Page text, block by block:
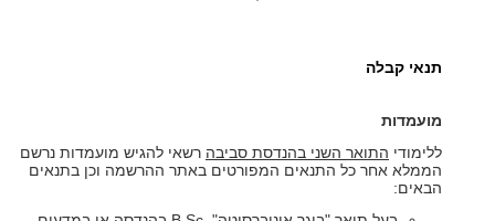
תנאי קבלה
מועמדות
ללימודי התואר השני בהנדסת סביבה רשאי להגיש מועמדות נרשם
הממלא אחר כל התנאים המפורטים באתר ההרשמה וכן בתנאים
הבאים: